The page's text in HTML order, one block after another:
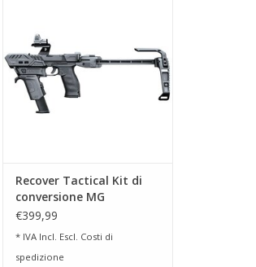
AGGIUNGI AL CARRELLO
Recover Tactical Kit di
conversione MG
completo S-PRO per
€399,99
* IVA Incl. Escl. Costi di
spedizione